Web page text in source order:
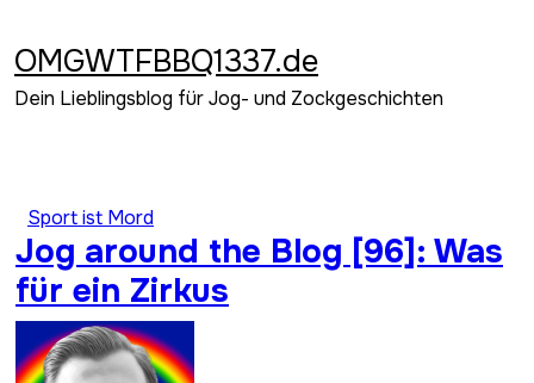
springen
OMGWTFBBQ1337.de
Dein Lieblingsblog für Jog- und Zockgeschichten
Sport ist Mord
Jog around the Blog [96]: Was
für ein Zirkus